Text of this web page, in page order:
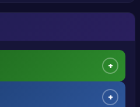
+
+